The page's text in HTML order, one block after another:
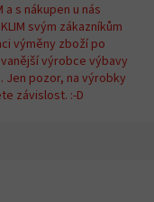
s nákupen u nás
svým zákazníkům
výměny zboží po
výrobce výbavy
pozor, na výrobky
závislost. :-D